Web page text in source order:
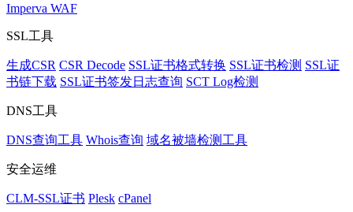
Imperva WAF
SSL工具
生成CSR CSR Decode SSL证书格式转换 SSL证书检测 SSL证
书链下载 SSL证书签发日志查询 SCT Log检测
DNS工具
DNS查询工具 Whois查询 域名被墙检测工具
安全运维
CLM-SSL证书 Plesk cPanel